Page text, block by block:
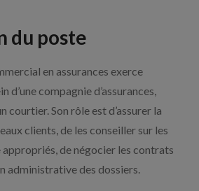
du poste
en assurances exerce
d’une compagnie d’assurances,
courtier. Son rôle est d’assurer la
clients, de les conseiller sur les
appropriés, de négocier les contrats
administrative des dossiers.